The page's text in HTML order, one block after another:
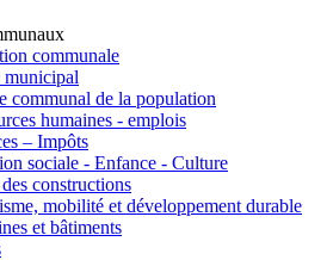
communale
communal de la population
humaines - emplois
– Impôts
sociale - Enfance - Culture
constructions
mobilité et développement durable
et bâtiments